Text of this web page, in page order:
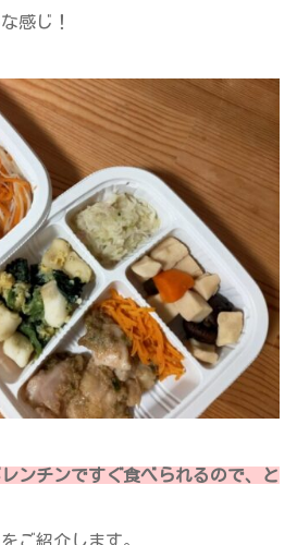
感じ！
ンチンですぐ食べられるので、と
ご紹介します。